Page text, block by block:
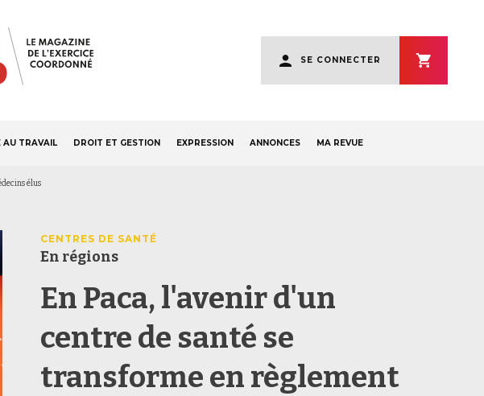
account
menu
SE CONNECTER
AU TRAVAIL DROIT ET GESTION EXPRESSION ANNONCES MA REVUE
élus
CENTRES DE SANTÉ
En régions
En Paca, l'avenir d'un
centre de santé se
transforme en règlement